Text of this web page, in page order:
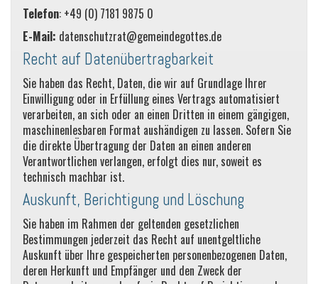
Telefon: +49 (0) 7181 9875 0
E-Mail: datenschutzrat@gemeindegottes.de
Recht auf Datenübertragbarkeit
Sie haben das Recht, Daten, die wir auf Grundlage Ihrer
Einwilligung oder in Erfüllung eines Vertrags automatisiert
verarbeiten, an sich oder an einen Dritten in einem gängigen,
maschinenlesbaren Format aushändigen zu lassen. Sofern Sie
die direkte Übertragung der Daten an einen anderen
Verantwortlichen verlangen, erfolgt dies nur, soweit es
technisch machbar ist.
Auskunft, Berichtigung und Löschung
Sie haben im Rahmen der geltenden gesetzlichen
Bestimmungen jederzeit das Recht auf unentgeltliche
Auskunft über Ihre gespeicherten personenbezogenen Daten,
deren Herkunft und Empfänger und den Zweck der